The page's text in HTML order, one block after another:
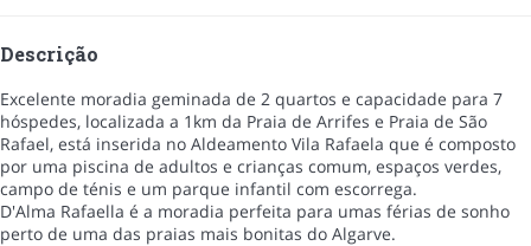
Descrição
Excelente moradia geminada de 2 quartos e capacidade para 7
hóspedes, localizada a 1km da Praia de Arrifes e Praia de São
Rafael, está inserida no Aldeamento Vila Rafaela que é composto
por uma piscina de adultos e crianças comum, espaços verdes,
campo de ténis e um parque infantil com escorrega.
D'Alma Rafaella é a moradia perfeita para umas férias de sonho
perto de uma das praias mais bonitas do Algarve.